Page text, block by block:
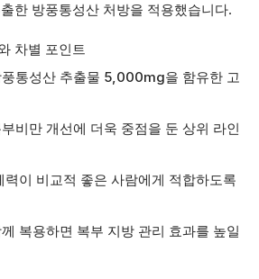
한 방풍통성산 처방을 적용했습니다.
차별 포인트
통성산 추출물 5,000mg을 함유한 고
비만 개선에 더욱 중점을 둔 상위 라인
력이 비교적 좋은 사람에게 적합하도록
복용하면 복부 지방 관리 효과를 높일